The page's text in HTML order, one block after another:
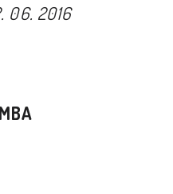
06. 2016